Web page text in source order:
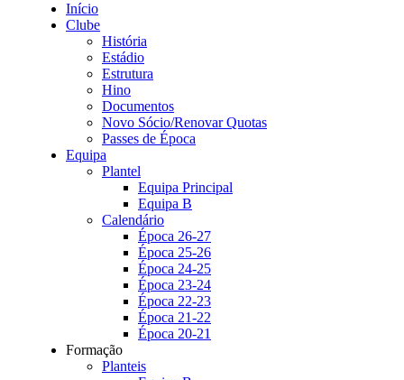
Início
Clube
História
Estádio
Estrutura
Hino
Documentos
Novo Sócio/Renovar Quotas
Passes de Época
Equipa
Plantel
Equipa Principal
Equipa B
Calendário
Época 26-27
Época 25-26
Época 24-25
Época 23-24
Época 22-23
Época 21-22
Época 20-21
Formação
Planteis